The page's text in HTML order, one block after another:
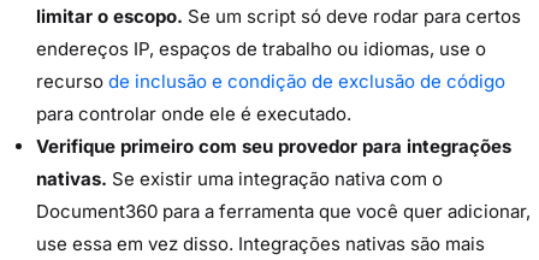
limitar o escopo. Se um script só deve rodar para certos
endereços IP, espaços de trabalho ou idiomas, use o
recurso de inclusão e condição de exclusão de código
para controlar onde ele é executado.
Verifique primeiro com seu provedor para integrações
nativas. Se existir uma integração nativa com o
Document360 para a ferramenta que você quer adicionar,
use essa em vez disso. Integrações nativas são mais